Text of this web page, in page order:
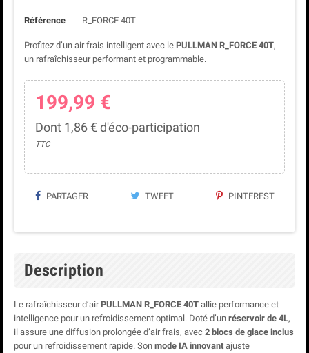
Référence R_FORCE 40T
Profitez d’un air frais intelligent avec le PULLMAN R_FORCE 40T,
un rafraîchisseur performant et programmable.
199,99 €
Dont 1,86 € d'éco-participation
TTC
PARTAGER TWEET PINTEREST
Description
Le rafraîchisseur d’airPULLMAN R_FORCE 40T allie performance et
intelligence pour un refroidissement optimal. Doté d’un réservoir de 4L,
il assure une diffusion prolongée d’air frais, avec 2 blocs de glace inclus
pour un refroidissement rapide. Son mode IA innovant ajuste